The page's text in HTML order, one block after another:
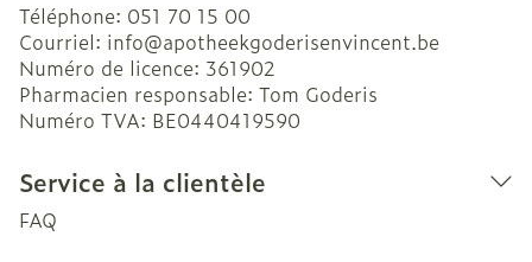
Téléphone: 051 70 15 00
Courriel: info@apotheekgoderisenvincent.be
Numéro de licence: 361902
Pharmacien responsable: Tom Goderis
Numéro TVA: BE0440419590
Service à la clientèle
FAQ